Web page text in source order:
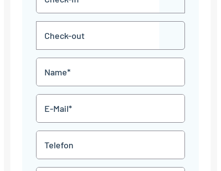
in
TT
Punkt
MM
JJJJ
TT
Punkt
MM
JJJJ
Mail
*